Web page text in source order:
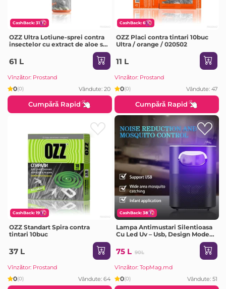
CashBack: 31
OZZ Ultra Lotiune-sprei contra
insectelor cu extract de aloe si
61 L
Vînzător: Prostand
0(0) Vândute: 20
Cumpără Rapid
CashBack: 6
OZZ Placi contra tintari 10buc
Ultra / orange / 020502
11 L
Vînzător: Prostand
0(0) Vândute: 47
Cumpără Rapid
CashBack: 19
OZZ Standart Spira contra
tintari 10buc
37 L
Vînzător: Prostand
0(0) Vândute: 64
CashBack: 38
Lampa Antimustari Silentioasa
Cu Led Uv – Usb, Design Modern
75 L 90L
Vînzător: TopMag.md
0(0) Vândute: 51